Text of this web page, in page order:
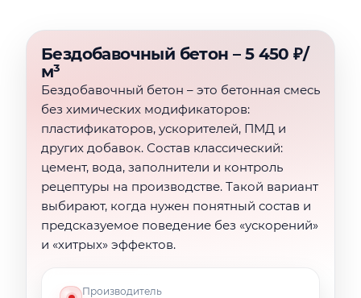
Бездобавочный бетон – 5 450 ₽/
м³
Бездобавочный бетон – это бетонная смесь
без химических модификаторов:
пластификаторов, ускорителей, ПМД и
других добавок. Состав классический:
цемент, вода, заполнители и контроль
рецептуры на производстве. Такой вариант
выбирают, когда нужен понятный состав и
предсказуемое поведение без «ускорений»
и «хитрых» эффектов.
Производитель